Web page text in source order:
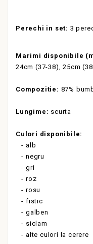
Perechi in set: 3
Marimi disponibile
24cm (37-38), 25cm
Compozitie: 87%
Lungime: scurta
Culori disponibile:
- alb
- negru
- gri
- roz
- rosu
- fistic
- galben
- siclam
- alte culori la cerere